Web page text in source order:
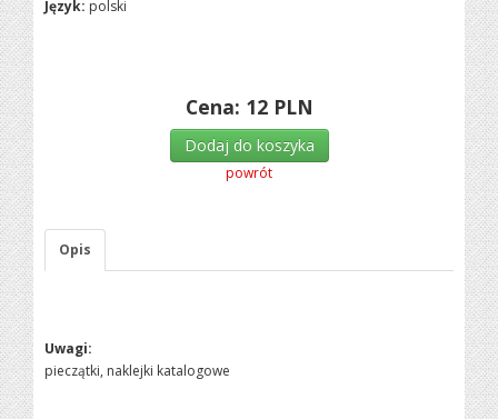
Język: polski
Cena: 12 PLN
Dodaj do koszyka
powrót
Opis
Uwagi:
pieczątki, naklejki katalogowe